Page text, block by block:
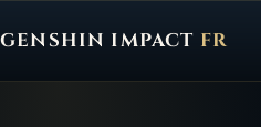
GENSHIN IMPACT FR
Genshin Impact FR, retour à l'accueil